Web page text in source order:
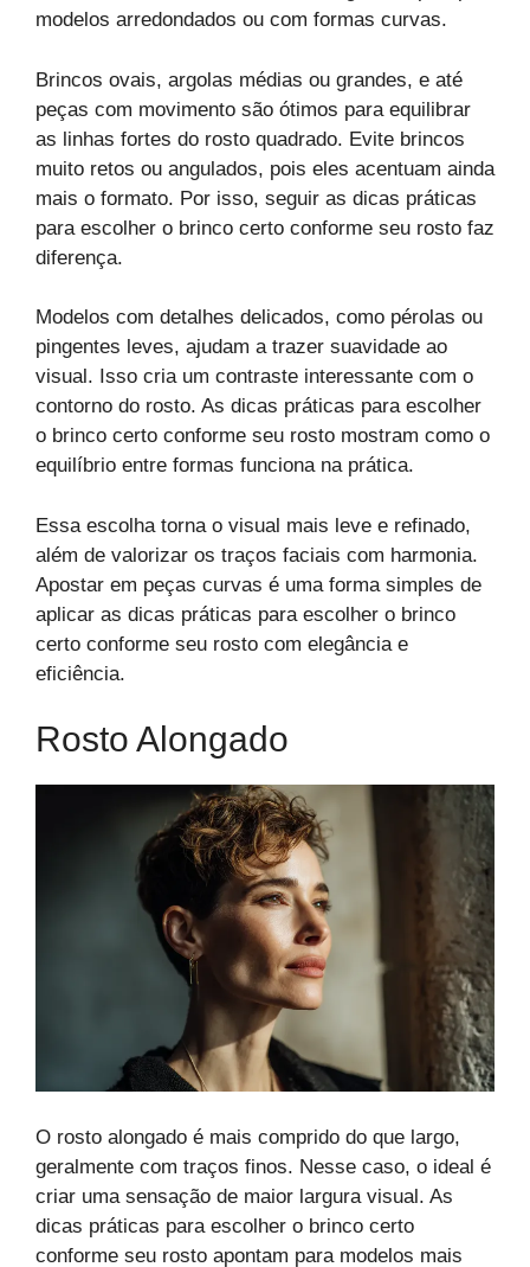
modelos arredondados ou com formas curvas.
Brincos ovais, argolas médias ou grandes, e até
peças com movimento são ótimos para equilibrar
as linhas fortes do rosto quadrado. Evite brincos
muito retos ou angulados, pois eles acentuam ainda
mais o formato. Por isso, seguir as dicas práticas
para escolher o brinco certo conforme seu rosto faz
diferença.
Modelos com detalhes delicados, como pérolas ou
pingentes leves, ajudam a trazer suavidade ao
visual. Isso cria um contraste interessante com o
contorno do rosto. As dicas práticas para escolher
o brinco certo conforme seu rosto mostram como o
equilíbrio entre formas funciona na prática.
Essa escolha torna o visual mais leve e refinado,
além de valorizar os traços faciais com harmonia.
Apostar em peças curvas é uma forma simples de
aplicar as dicas práticas para escolher o brinco
certo conforme seu rosto com elegância e
eficiência.
Rosto Alongado
O rosto alongado é mais comprido do que largo,
geralmente com traços finos. Nesse caso, o ideal é
criar uma sensação de maior largura visual. As
dicas práticas para escolher o brinco certo
conforme seu rosto apontam para modelos mais